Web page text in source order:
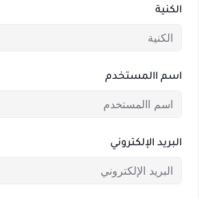
الكنية
اسم االمستخدم
البريد الإلكتروني